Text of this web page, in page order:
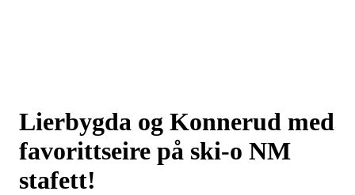
Lierbygda og Konnerud med
favorittseire på ski-o NM
stafett!